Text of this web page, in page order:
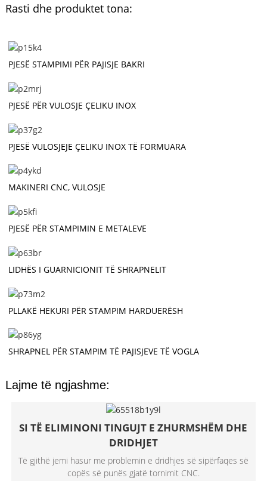
Rasti dhe produktet tona:
PJESË STAMPIMI PËR PAJISJE BAKRI
PJESË PËR VULOSJE ÇELIKU INOX
PJESË VULOSJEJE ÇELIKU INOX TË FORMUARA
MAKINERI CNC, VULOSJE
PJESË PËR STAMPIMIN E METALEVE
LIDHËS I GUARNICIONIT TË SHRAPNELIT
PLLAKË HEKURI PËR STAMPIM HARDUERËSH
SHRAPNEL PËR STAMPIM TË PAJISJEVE TË VOGLA
Lajme të ngjashme:
SI TË ELIMINONI TINGUJT E ZHURMSHËM DHE
DRIDHJET
Të gjithë jemi hasur me problemin e dridhjes së sipërfaqes së
copës së punës gjatë tornimit CNC.